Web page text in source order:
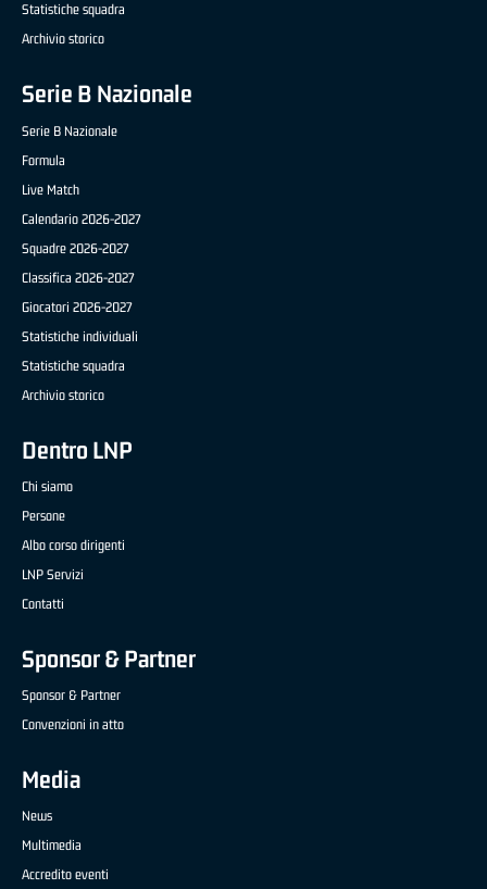
Statistiche squadra
Archivio storico
Serie B Nazionale
Serie B Nazionale
Formula
Live Match
Calendario 2026-2027
Squadre 2026-2027
Classifica 2026-2027
Giocatori 2026-2027
Statistiche individuali
Statistiche squadra
Archivio storico
Dentro LNP
Chi siamo
Persone
Albo corso dirigenti
LNP Servizi
Contatti
Sponsor & Partner
Sponsor & Partner
Convenzioni in atto
Media
News
Multimedia
Accredito eventi